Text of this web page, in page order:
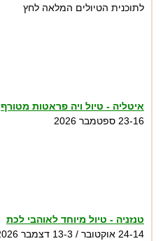
לתוכנית הטיולים המלאה לחץ
איטליה - טיול ויה פראטות מטורף
23-16 ספטמבר 2026
טנזניה - טיול מיוחד לאוהבי לכת
24-14 אוקטובר / 13-3 דצמבר 2026